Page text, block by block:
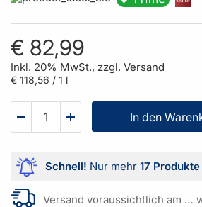
€ 82,99
Inkl. 20% MwSt., zzgl. Versand
€ 118,56 / 1 l
In den
Schnell! Nur mehr 17 Produkte
Versand voraussichtlich am …